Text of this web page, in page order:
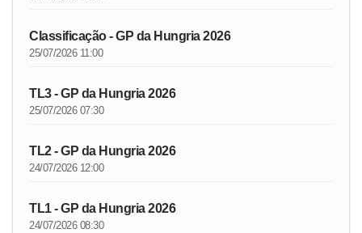
Classificação - GP da Hungria 2026
25/07/2026 11:00
TL3 - GP da Hungria 2026
25/07/2026 07:30
TL2 - GP da Hungria 2026
24/07/2026 12:00
TL1 - GP da Hungria 2026
24/07/2026 08:30